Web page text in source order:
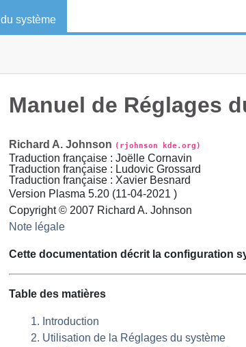
système
Manuel de Réglages
Richard A. Johnson (rjohnson kde.org)
Traduction française : Joëlle Cornavin
Traduction française : Ludovic Grossard
Traduction française : Xavier Besnard
Version Plasma 5.20 (11-04-2021 )
Copyright © 2007 Richard A. Johnson
Note légale
Cette documentation décrit la configuration
Table des matières
1. Introduction
2. Utilisation de la Réglages du système